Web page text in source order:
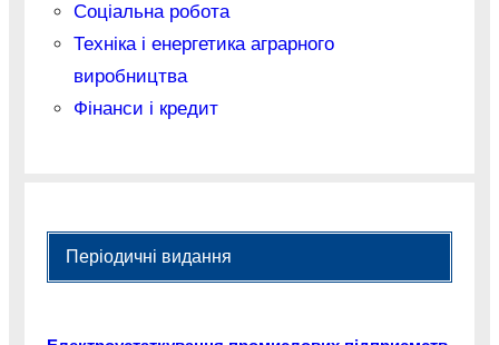
Соціальна робота
Техніка і енергетика аграрного
виробництва
Фінанси і кредит
Періодичні видання